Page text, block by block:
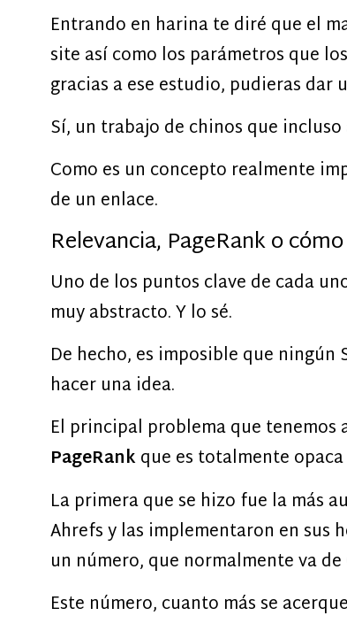
Entrando en harina te diré que el
site así como los parámetros que
gracias a ese estudio, pudieras
Sí, un trabajo de chinos que
Como es un concepto realmente
de un enlace.
Relevancia, PageRank o
Uno de los puntos clave de cada
muy abstracto. Y lo sé.
De hecho, es imposible que
hacer una idea.
El principal problema que tenemos
PageRankque es totalmente
La primera que se hizo fue la más
Ahrefs y las implementaron en sus
un número, que normalmente va de
Este número, cuanto más se